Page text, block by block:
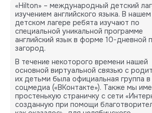
«Hilton» – международный детский
изучением английского языка. В нашем
детском лагере ребята изучают по
специальной уникальной программе
английский язык в форме 10-дневной
загород.
В течение некоторого времени нашей
основной виртуальной связью с
их детьми была официальная группа в
соцмедиа («ВКонтакте»). Также мы
простенькую страничку с сети
созданную при помощи